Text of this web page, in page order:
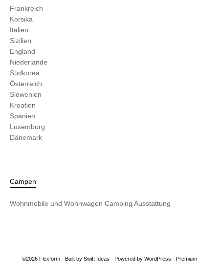
Frankreich
Korsika
Italien
Sizilien
England
Niederlande
Südkorea
Österreich
Slowenien
Kroatien
Spanien
Luxemburg
Dänemark
Campen
Wohnmobile und Wohnwagen Camping Ausstattung
©2026 Flexform · Built by Swift Ideas · Powered by WordPress · Premium